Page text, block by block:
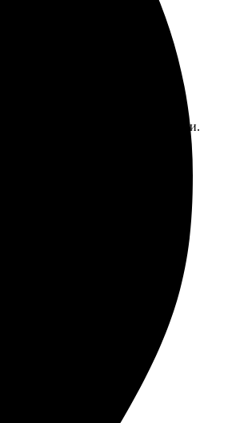
приемлемые цены и скидки.
Рекомендую всем, кто ищет
Все очень аккуратно и
всем!